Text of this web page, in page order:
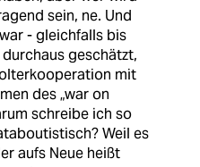
sein, ne. Und
- gleichfalls bis
geschätzt,
mit
des „war on
schreibe ich so
Weil es
aufs Neue heißt